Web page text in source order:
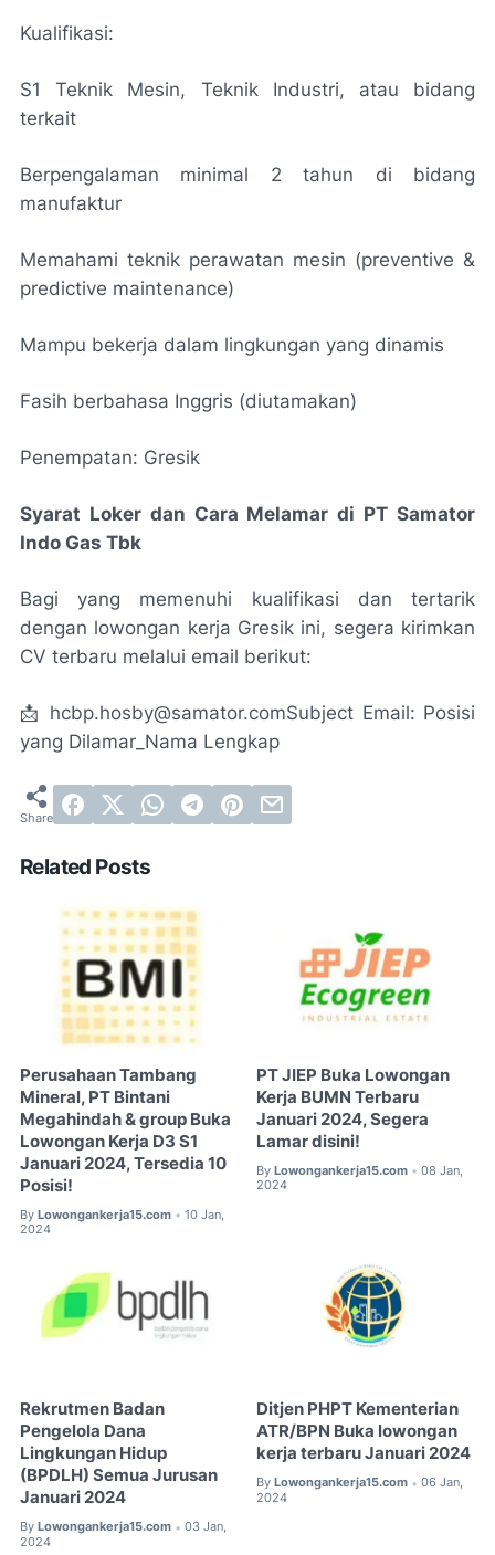
Kualifikasi:
S1 Teknik Mesin, Teknik Industri, atau bidang
terkait
Berpengalaman minimal 2 tahun di bidang
manufaktur
Memahami teknik perawatan mesin (preventive &
predictive maintenance)
Mampu bekerja dalam lingkungan yang dinamis
Fasih berbahasa Inggris (diutamakan)
Penempatan: Gresik
Syarat Loker dan Cara Melamar di PT Samator
Indo Gas Tbk
Bagi yang memenuhi kualifikasi dan tertarik
dengan lowongan kerja Gresik ini, segera kirimkan
CV terbaru melalui email berikut:
📩 hcbp.hosby@samator.comSubject Email: Posisi
yang Dilamar_Nama Lengkap
Related Posts
Perusahaan Tambang
Mineral, PT Bintani
Megahindah & group Buka
Lowongan Kerja D3 S1
Januari 2024, Tersedia 10
Posisi!
By Lowongankerja15.com • 10 Jan,
2024
PT JIEP Buka Lowongan
Kerja BUMN Terbaru
Januari 2024, Segera
Lamar disini!
By Lowongankerja15.com • 08 Jan,
2024
Rekrutmen Badan
Pengelola Dana
Lingkungan Hidup
(BPDLH) Semua Jurusan
Januari 2024
By Lowongankerja15.com • 03 Jan,
2024
Ditjen PHPT Kementerian
ATR/BPN Buka lowongan
kerja terbaru Januari 2024
By Lowongankerja15.com • 06 Jan,
2024